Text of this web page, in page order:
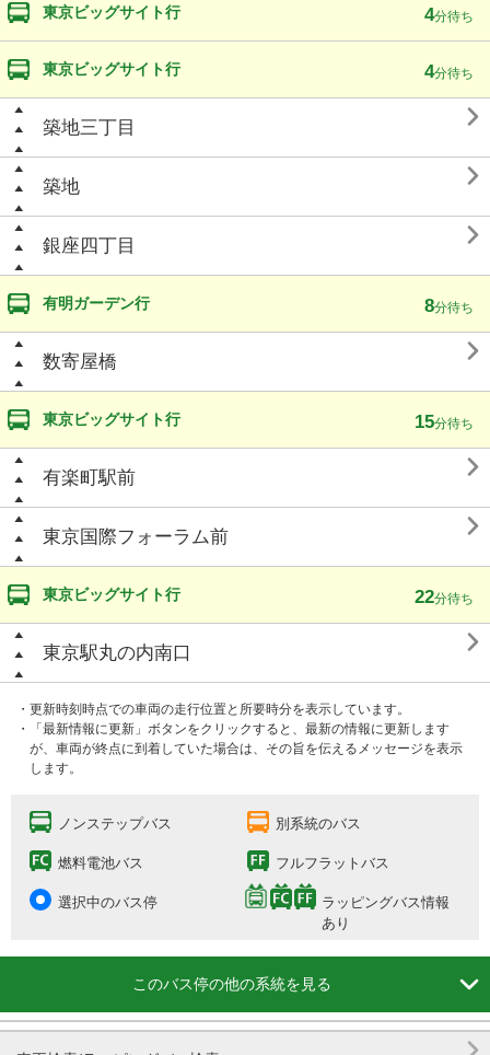
東京ビッグサイト行 4分待ち
東京ビッグサイト行 4分待ち
築地三丁目 
築地 
銀座四丁目 
有明ガーデン行 8分待ち
数寄屋橋 
東京ビッグサイト行 15分待ち
有楽町駅前 
東京国際フォーラム前 
東京ビッグサイト行 22分待ち
東京駅丸の内南口 
・更新時刻時点での車両の走行位置と所要時分を表示しています。
・「最新情報に更新」ボタンをクリックすると、最新の情報に更新します
が、車両が終点に到着していた場合は、その旨を伝えるメッセージを表示
します。
ノンステップバス 別系統のバス
燃料電池バス フルフラットバス
選択中のバス停
ラッピングバス情報
あり
このバス停の他の系統を見る 